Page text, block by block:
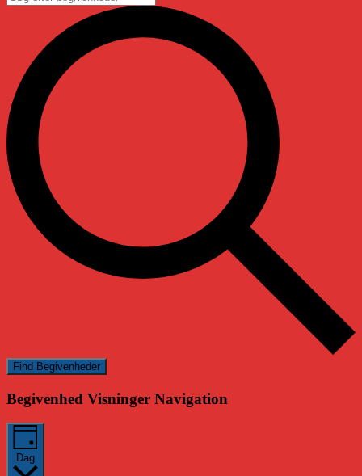
Find Begivenheder
Begivenhed Visninger Navigation
Dag